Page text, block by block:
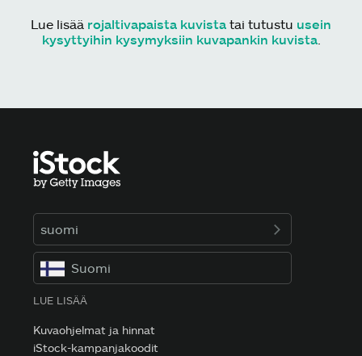
Lue lisää rojaltivapaista kuvista tai tutustu usein
kysyttyihin kysymyksiin kuvapankin kuvista.
suomi
Suomi
LUE LISÄÄ
Kuvaohjelmat ja hinnat
iStock-kampanjakoodit